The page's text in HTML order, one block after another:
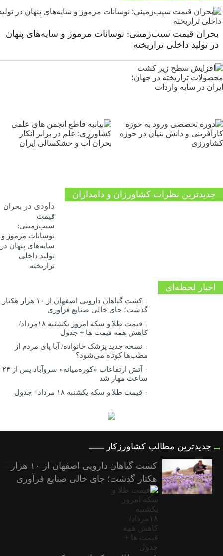
بحران قیمت سیب‌زمینی: نوسانات مرموز و سایه‌های پنهان
در تولید داخلی تراریخته
جدیدترین نظرات کشاورزان و دامداران
داودی در
بحران
قیمت
سیب‌زمینی:
نوسانات مرموز و
سایه‌های پنهان در
تولید داخلی
تراریخته
اخبار لحظه‌ای
کشت گیاهان دارویی اصفهان از ۱۰ هزار هکتار
گذشت؛ جای خالی صنایع فرآوری
قیمت طلا و سکه امروز یکشنبه ۱۸مرداد/
کاهش همه قیمت ها + جدول
نسخه جدید پزشک خانواده/ آیا پای مردم از
مطب‌ها‌ کوتاه می‌شود؟
آتش ارتفاعات «کوره‌میانه» سروآباد پس از ۲۴
ساعت مهار شد
قیمت طلا و سکه یکشنبه ۱۸ مرداد+ جدول
جدیدترین مطالب کشاورزکار
کشت گیاهان دارویی اصفهان از ۱۰ هزار
هکتار گذشت؛ جای خالی صنایع فرآوری